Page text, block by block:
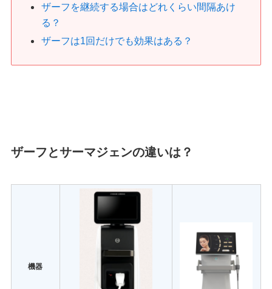
ザーフを継続する場合はどれくらい間隔あけ
る？
ザーフは1回だけでも効果はある？
ザーフとサーマジェンの違いは？
機器